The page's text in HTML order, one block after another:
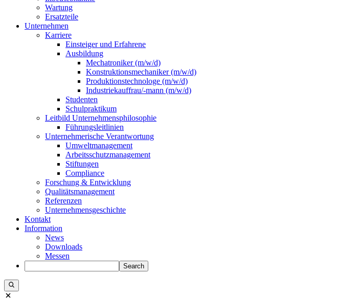
Wartung
Ersatzteile
Unternehmen
Karriere
Einsteiger und Erfahrene
Ausbildung
Mechatroniker (m/w/d)
Konstruktionsmechaniker (m/w/d)
Produktionstechnologe (m/w/d)
Industriekauffrau/-mann (m/w/d)
Studenten
Schulpraktikum
Leitbild Unternehmensphilosophie
Führungsleitlinien
Unternehmerische Verantwortung
Umweltmanagement
Arbeitsschutzmanagement
Stiftungen
Compliance
Forschung & Entwicklung
Qualitätsmanagement
Referenzen
Unternehmensgeschichte
Kontakt
Information
News
Downloads
Messen
Search